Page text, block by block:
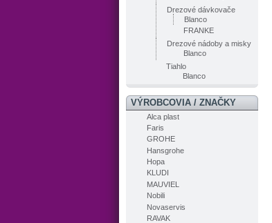
Drezové dávkovače
Blanco
FRANKE
Drezové nádoby a misky
Blanco
Tiahlo
Blanco
VÝROBCOVIA / ZNAČKY
Alca plast
Faris
GROHE
Hansgrohe
Hopa
KLUDI
MAUVIEL
Nobili
Novaservis
RAVAK